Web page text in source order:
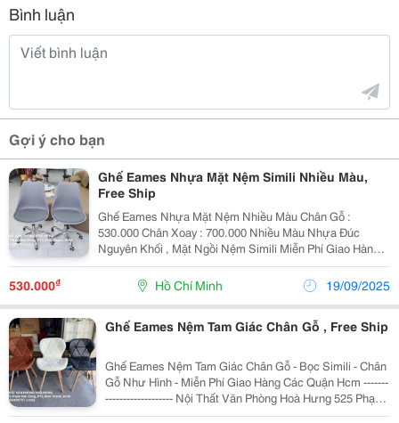
Bình luận
Gợi ý cho bạn
Ghế Eames Nhựa Mặt Nệm Simili Nhiều Màu,
Free Ship
Ghế Eames Nhựa Mặt Nệm Nhiều Màu Chân Gỗ :
530.000 Chân Xoay : 700.000 Nhiều Màu Nhựa Đúc
Nguyên Khối , Mặt Ngồi Nệm Simili Miễn Phí Giao Hàng
Các Quận Hcm
530.000₫ Hồ Chí Minh 19/09/2025
Ghế Eames Nệm Tam Giác Chân Gỗ , Free Ship
Ghế Eames Nệm Tam Giác Chân Gỗ - Bọc Simili - Chân
Gỗ Như Hình - Miễn Phí Giao Hàng Các Quận Hcm -------
------------------- Nội Thất Văn Phòng Hoà Hưng 525 Phạm
Văn Đồng, P13, Bình Thạnh, Hcm ☎️ 0902440757 (Zalo)